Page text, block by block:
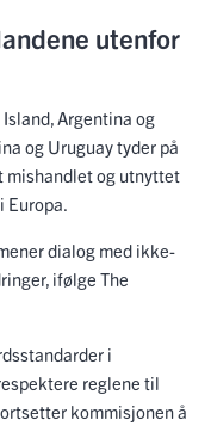
utenfor
Argentina og
og Uruguay tyder på
mishandlet og utnyttet
Europa.
dialog med ikke-
ifølge The
i
reglene til
kommisjonen å